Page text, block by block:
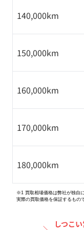
140,000km
150,000km
160,000km
170,000km
180,000km
※1 買取相場価格は弊社が独自
実際の買取価格を保証するもの
しつこ